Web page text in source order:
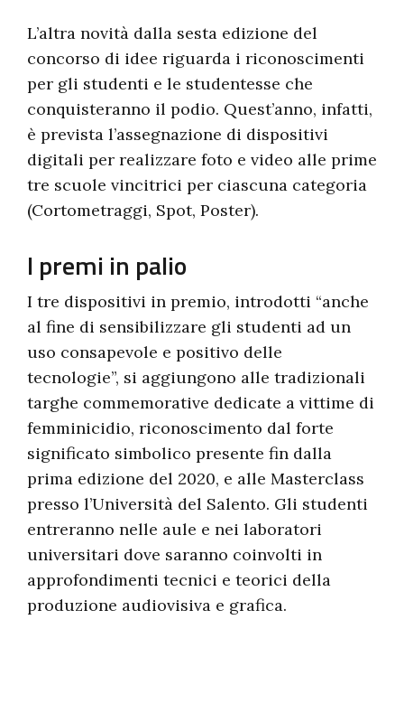
L’altra novità dalla sesta edizione del
concorso di idee riguarda i riconoscimenti
per gli studenti e le studentesse che
conquisteranno il podio. Quest’anno, infatti,
è prevista l’assegnazione di dispositivi
digitali per realizzare foto e video alle prime
tre scuole vincitrici per ciascuna categoria
(Cortometraggi, Spot, Poster).
I premi in palio
I tre dispositivi in premio, introdotti “anche
al fine di sensibilizzare gli studenti ad un
uso consapevole e positivo delle
tecnologie”, si aggiungono alle tradizionali
targhe commemorative dedicate a vittime di
femminicidio, riconoscimento dal forte
significato simbolico presente fin dalla
prima edizione del 2020, e alle Masterclass
presso l’Università del Salento. Gli studenti
entreranno nelle aule e nei laboratori
universitari dove saranno coinvolti in
approfondimenti tecnici e teorici della
produzione audiovisiva e grafica.